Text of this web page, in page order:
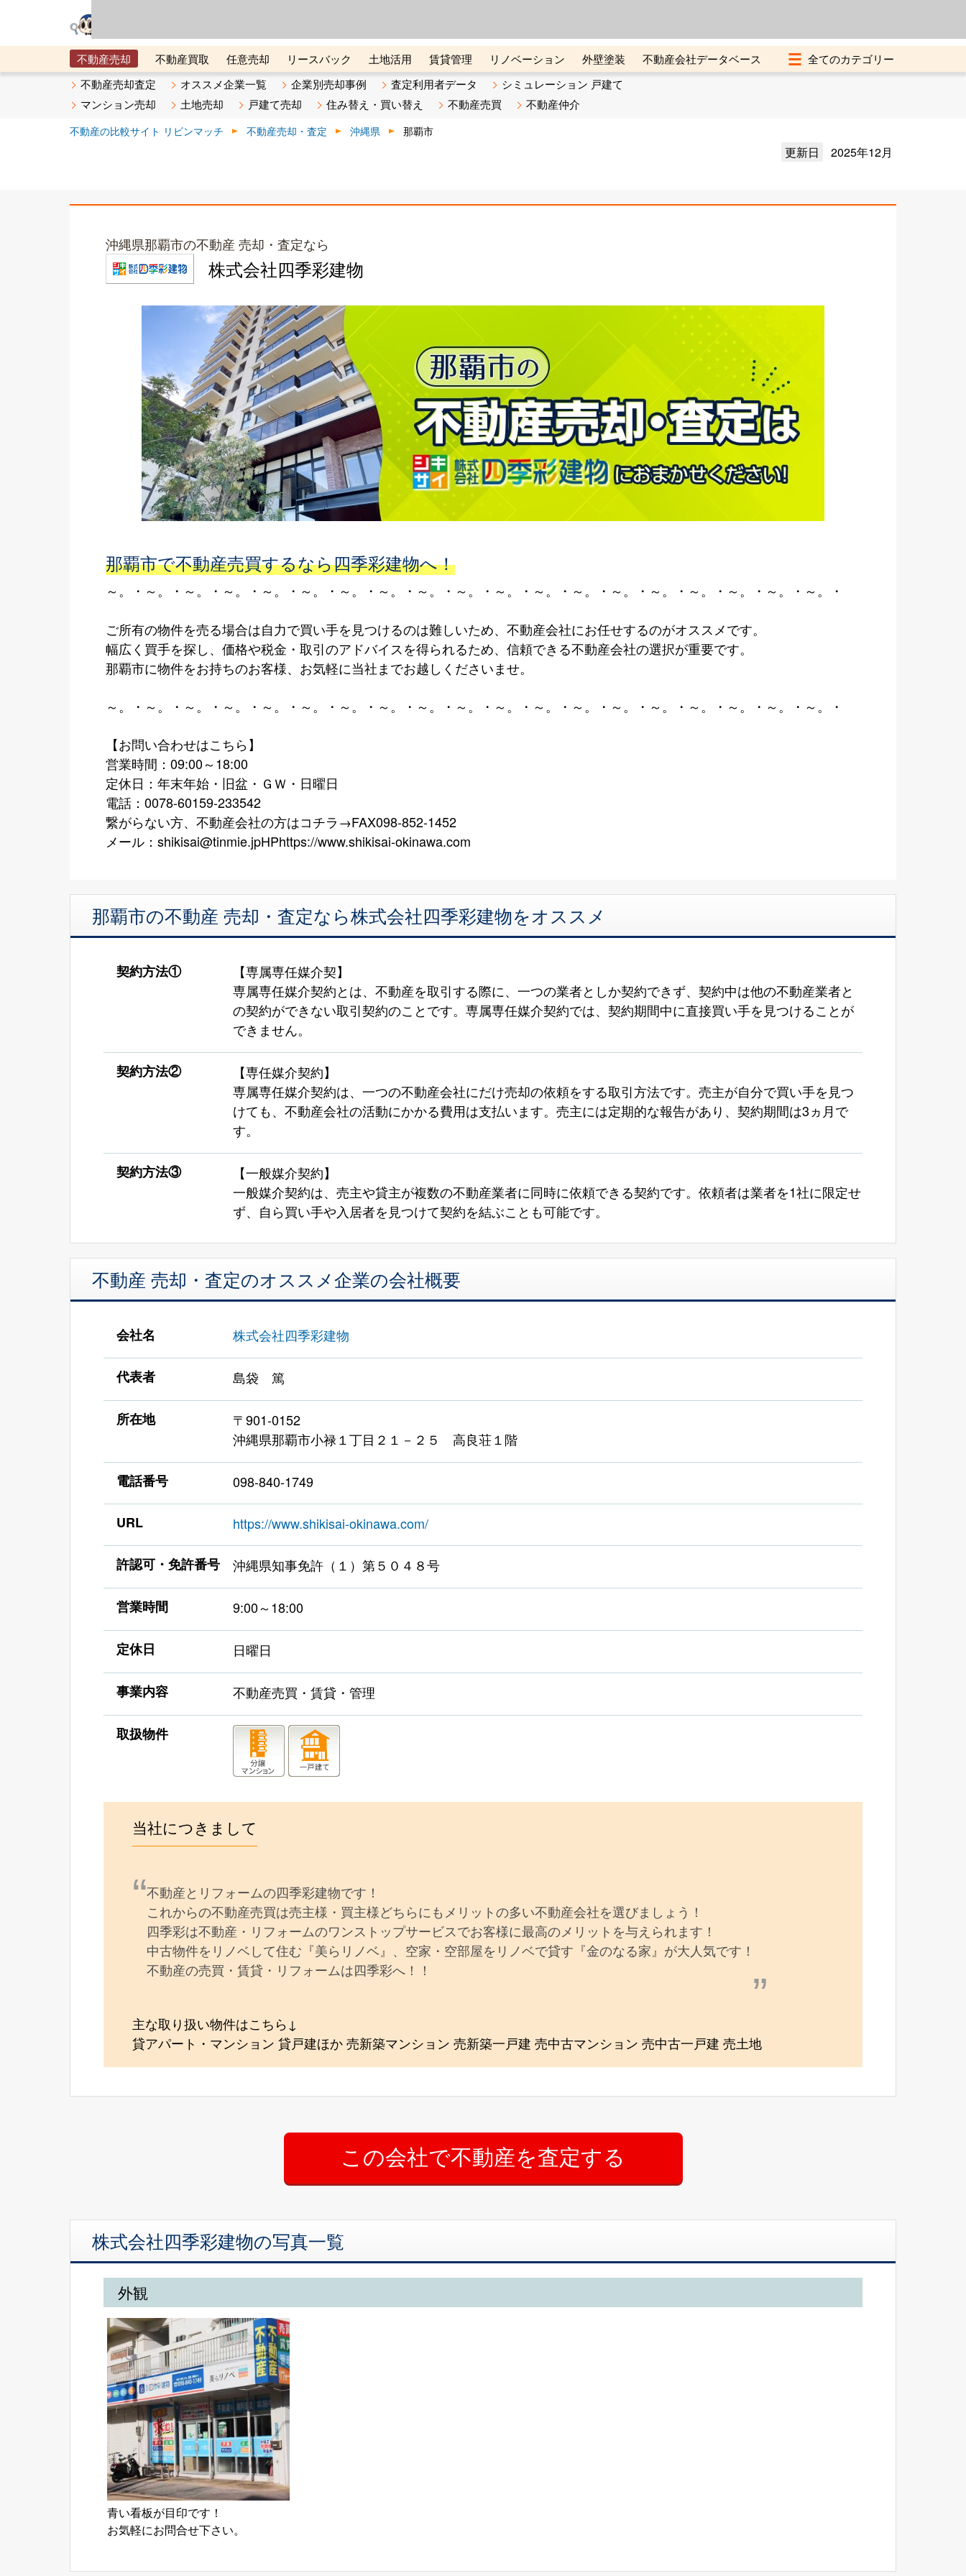
不動産売却 不動産買取 任意売却 リースバック 土地活用 賃貸管理 リノベーション 外壁塗装
不動産会社データベース
メタ住宅展示場
ベスト不動産カンパニー オンライン講座 リビンマガジンBiz 不動産売却ご相談デスク
不動産売却査定 オススメ企業一覧 企業別売却事例 査定利用者データ
シミュレーション 戸建て
マンション売却
土地売却 戸建て売却 住み替え・買い替え 不動産売買 不動産仲介
不動産の比較サイト リビンマッチ 不動産売却・査定 沖縄県 那覇市
更新日 2025年12月
沖縄県那覇市の不動産 売却・査定なら
株式会社四季彩建物
那覇市で不動産売買するなら四季彩建物へ！
～。・～。・～。・～。・～。・～。・～。・～。・～。・～。・～。・～。・～。・～。・～。・～。・～。・～。・～。・
ご所有の物件を売る場合は自力で買い手を見つけるのは難しいため、不動産会社にお任せするのがオススメです。
幅広く買手を探し、価格や税金・取引のアドバイスを得られるため、信頼できる不動産会社の選択が重要です。
那覇市に物件をお持ちのお客様、お気軽に当社までお越しくださいませ。
～。・～。・～。・～。・～。・～。・～。・～。・～。・～。・～。・～。・～。・～。・～。・～。・～。・～。・～。・
【お問い合わせはこちら】
営業時間：09:00～18:00
定休日：年末年始・旧盆・ＧＷ・日曜日
電話：0078-60159-233542
繋がらない方、不動産会社の方はコチラ→FAX098-852-1452
メール：shikisai@tinmie.jpHPhttps://www.shikisai-okinawa.com
那覇市の不動産 売却・査定なら株式会社四季彩建物をオススメ
契約方法①
【専属専任媒介契】
専属専任媒介契約とは、不動産を取引する際に、一つの業者としか契約できず、契約中は他の不動産業者と
の契約ができない取引契約のことです。専属専任媒介契約では、契約期間中に直接買い手を見つけることが
できません。
契約方法②
【専任媒介契約】
専属専任媒介契約は、一つの不動産会社にだけ売却の依頼をする取引方法です。売主が自分で買い手を見つ
けても、不動産会社の活動にかかる費用は支払います。売主には定期的な報告があり、契約期間は3ヵ月で
す。
契約方法③
【一般媒介契約】
一般媒介契約は、売主や貸主が複数の不動産業者に同時に依頼できる契約です。依頼者は業者を1社に限定せ
ず、自ら買い手や入居者を見つけて契約を結ぶことも可能です。
不動産 売却・査定のオススメ企業の会社概要
会社名 株式会社四季彩建物
代表者 島袋 篤
所在地
〒901-0152
沖縄県那覇市小禄１丁目２１－２５ 高良荘１階
電話番号 098-840-1749
URL https://www.shikisai-okinawa.com/
許認可・免許番号 沖縄県知事免許（１）第５０４８号
営業時間 9:00～18:00
定休日 日曜日
事業内容 不動産売買・賃貸・管理
取扱物件
当社につきまして
不動産とリフォームの四季彩建物です！
これからの不動産売買は売主様・買主様どちらにもメリットの多い不動産会社を選びましょう！
四季彩は不動産・リフォームのワンストップサービスでお客様に最高のメリットを与えられます！
中古物件をリノベして住む『美らリノベ』、空家・空部屋をリノベで貸す『金のなる家』が大人気です！
不動産の売買・賃貸・リフォームは四季彩へ！！
主な取り扱い物件はこちら↓
貸アパート・マンション 貸戸建ほか 売新築マンション 売新築一戸建 売中古マンション 売中古一戸建 売土地
株式会社四季彩建物の写真一覧
外観
青い看板が目印です！
お気軽にお問合せ下さい。